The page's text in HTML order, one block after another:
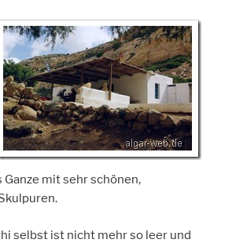
mit sehr schönen,
selbst ist nicht mehr so leer und